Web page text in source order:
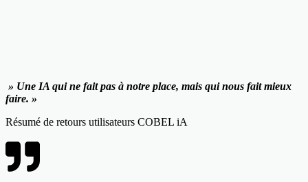
» Une IA qui ne fait pas à notre place, mais qui nous fait mieux
faire. »
Résumé de retours utilisateurs COBEL iA